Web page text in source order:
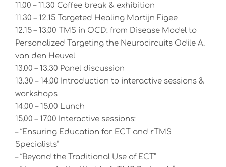
11.00 – 11.30 Coffee break & exhibition
11.30 – 12.15 Targeted Healing Martijn Figee
12.15 – 13.00 TMS in OCD: from Disease Model to
Personalized Targeting the Neurocircuits Odile A.
van den Heuvel
13.00 – 13.30 Panel discussion
13.30 – 14.00 Introduction to interactive sessions &
workshops
14.00 – 15.00 Lunch
15.00 – 17.00 Interactive sessions:
– “Ensuring Education for ECT and rTMS
Specialists”
– “Beyond the Traditional Use of ECT”